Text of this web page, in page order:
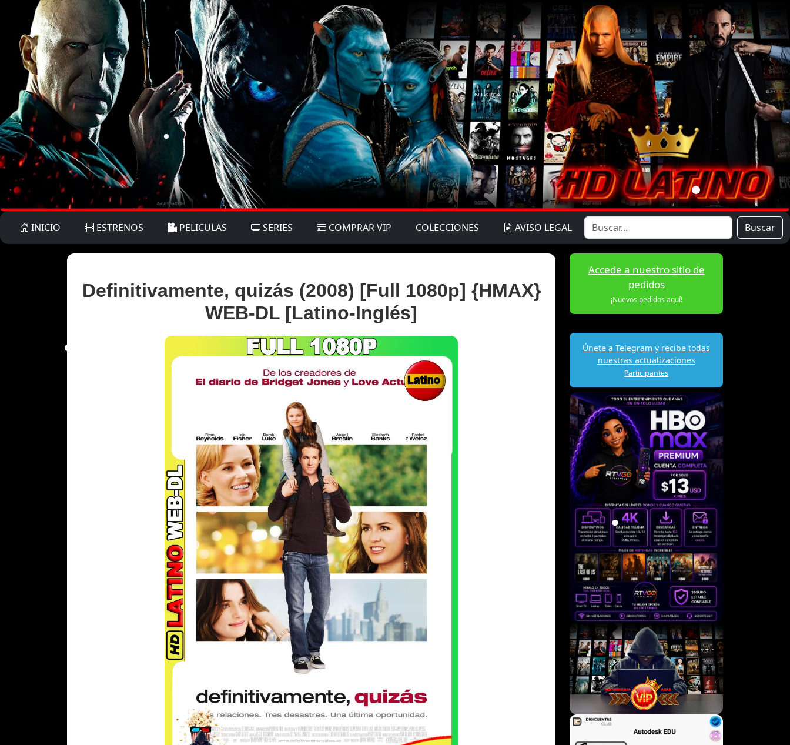
INICIO ESTRENOS PELICULAS SERIES COMPRAR VIP COLECCIONES AVISO LEGAL Buscar
Definitivamente, quizás (2008) [Full 1080p] {HMAX}
WEB-DL [Latino-Inglés]
Accede a nuestro sitio de
pedidos
¡Nuevos pedidos aquí!
Únete a Telegram y recibe todas
nuestras actualizaciones
Participantes